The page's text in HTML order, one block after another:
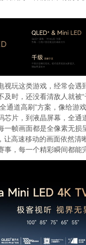
视玩这类游戏，经常会遇
及时，还没看清敌人就被
通道高刷”方案，像给游戏
芯片，到液晶屏幕，全通
一帧画面都是全像素无损
让高速移动的画面依然清
事，每一个精彩瞬间都能